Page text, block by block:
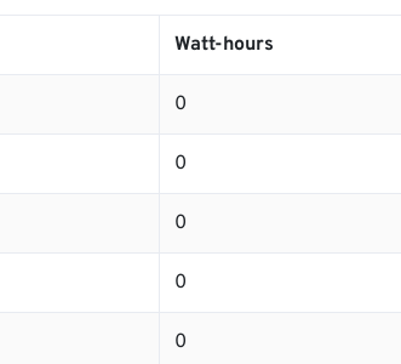
Watt-hours
0
0
0
0
0